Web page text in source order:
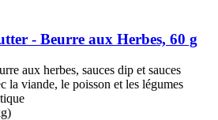
-​ Beurre aux Herbes, 60 g
aux herbes, sauces dip et sauces
la viande, le poisson et les légumes